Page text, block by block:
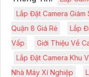
Lắp Đặt Camera Giám
Quận 8 Giá Rẻ
Lắp
Vấp
Giới Thiệu Về
Lắp Đặt Camera Khu
Nhà Máy Xí Nghiệp